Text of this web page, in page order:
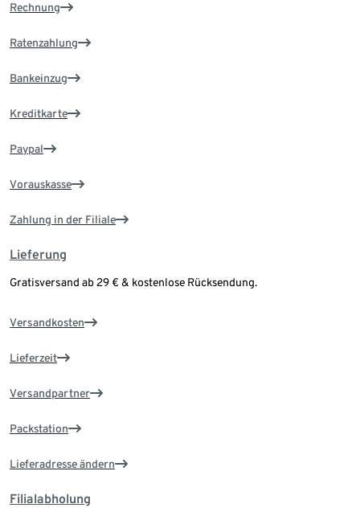
Rechnung
Ratenzahlung
Bankeinzug
Kreditkarte
Paypal
Vorauskasse
Zahlung in der Filiale
Lieferung
Gratisversand ab 29 € & kostenlose Rücksendung.
Versandkosten
Lieferzeit
Versandpartner
Packstation
Lieferadresse ändern
Filialabholung